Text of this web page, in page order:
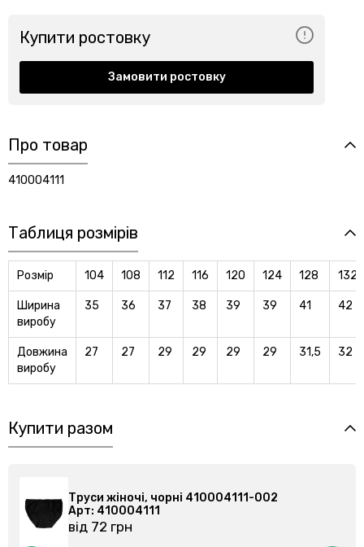
Купити ростовку
Замовити ростовку
Про товар
410004111
Таблиця розмірів
Розмір 104 108 112 116 120 124 128 132
Ширина
виробу
35 36 37 38 39 39 41 42
Довжина
виробу
27 27 29 29 29 29 31,5 32
Купити разом
чорні 410004111-002
Труси жіночі,